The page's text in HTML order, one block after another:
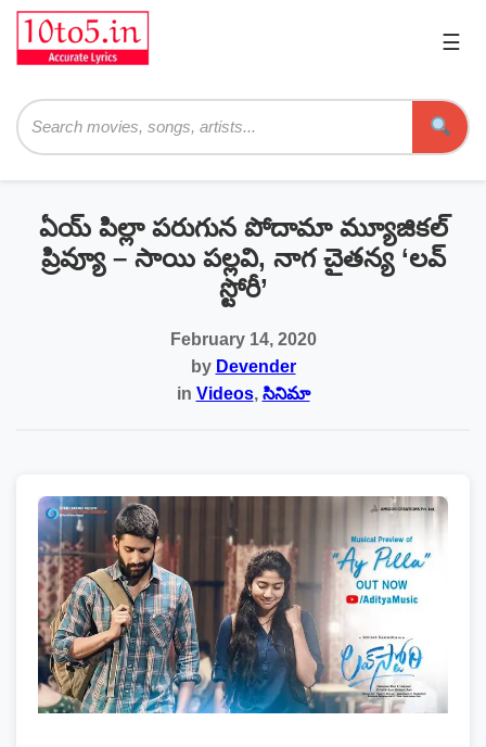
☰
ఏయ్ పిల్లా పరుగున పోదామా మ్యూజికల్
ప్రివ్యూ – సాయి పల్లవి, నాగ చైతన్య ‘లవ్
స్టోరీ’
February 14, 2020
by Devender
in Videos, సినిమా